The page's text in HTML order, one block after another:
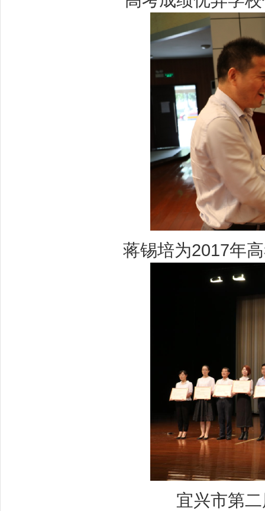
蒋锡培为2017年高
宜兴市第二